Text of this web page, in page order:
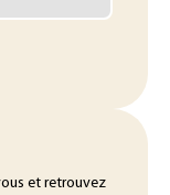
et retrouvez